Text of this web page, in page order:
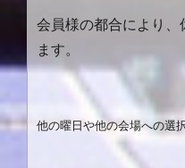
会員様の都合により、
ます。
他の曜日や他の会場への選